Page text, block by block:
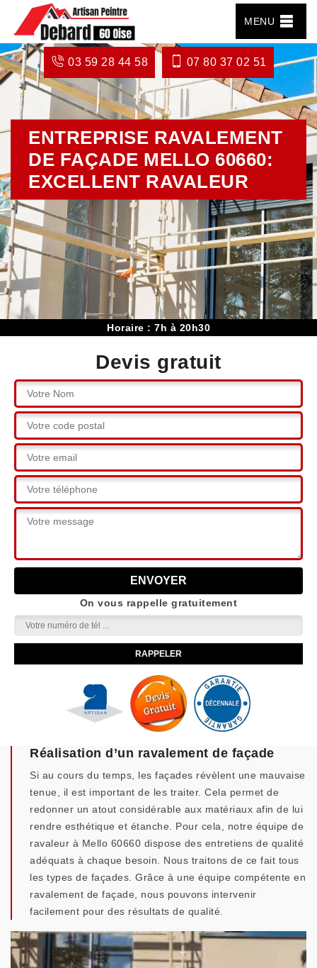
MENU
03 59 28 44 58 07 80 37 02 51
ENTREPRISE RAVALEMENT
DE FAÇADE MELLO 60660:
EXCELLENT RAVALEUR
Horaire : 7h à 20h30
Devis gratuit
On vous rappelle gratuitement
Réalisation d’un ravalement de façade
Si au cours du temps, les façades révèlent une mauvaise
tenue, il est important de les traiter. Cela permet de
redonner un atout considérable aux matériaux afin de lui
rendre esthétique et étanche. Pour cela, notre équipe de
ravaleur à Mello 60660 dispose des entretiens de qualité
adéquats à chaque besoin. Nous traitons de ce fait tous
les types de façades. Grâce à une équipe compétente en
ravalement de façade, nous pouvons intervenir
facilement pour des résultats de qualité.